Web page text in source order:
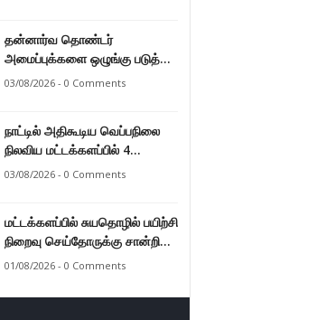
தன்னார்வ தொண்டர்
அமைப்புக்களை ஒழுங்கு படுத்த
வேண்டும் என்ற அடிப்படையில்
03/08/2026 - 0 Comments
நாட்டில் அதிகூடிய வெப்பநிலை
நிலவிய மட்டக்களப்பில் 4
மாதங்களுக்குப் பின்னர் பலத்த
03/08/2026 - 0 Comments
மட்டக்களப்பில் சுயதொழில் பயிற்சி
நிறைவு செய்தோருக்கு சான்றிதழ்
வழங்கி வைப்பு.
01/08/2026 - 0 Comments